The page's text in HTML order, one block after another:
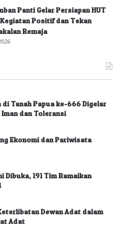
Panti Gelar Persiapan HUT
Positif dan Tekan
Remaja
Tanah Papua ke-666 Digelar
dan Toleransi
Ekonomi dan Pariwisata
191 Tim Ramaikan
Dewan Adat dalam
Adat